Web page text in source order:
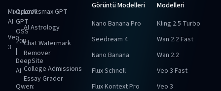
Mixz
AI
Veo
3
OpenAI
GPT
OSS
20B
|
DeepSite
AI
Qwen:
Looksmax GPT
AI Astrology
Chat Watermark
Remover
College Admissions
Essay Grader
Görüntü Modelleri
Nano Banana Pro
Seedream 4
Nano Banana
Flux Schnell
Flux Kontext Pro
Modelleri
Kling 2.5 Turbo
Wan 2.2 Fast
Wan 2.2
Veo 3 Fast
Veo 3